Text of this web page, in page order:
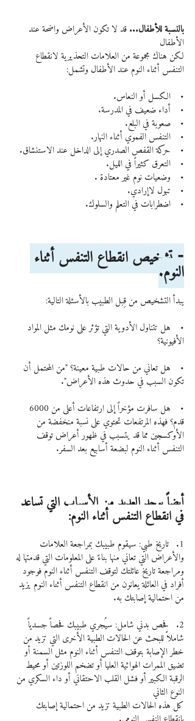
بالنسبة للأطفال... قد لا تكون الأعراض واضحة عند
الأطفال
لكن هناك مجموعة من العلامات التحذيرية لانقطاع
التنفس أثناء النوم عند الأطفال وتشمل:
•    الكسل أو النعاس.
•    أداء ضعيف في المدرسة.
•    صعوبة في البلع.
•    التنفس الفموي أثناء النهار.
•    حركة القفص الصدري إلى الداخل عند الاستنشاق.
•    التعرق كثيراً في الليل.
•    وضعيات نوم غير معتادة .
•    تبول لاإرادي.
•    اضطرابات في التعلم والسلوك.
⁃ تشخيص انقطاع التنفس أثناء
النوم.
يبدأ التشخيص من قِبل الطبيب بالأسئلة التالية:
•    هل تتناول الأدوية التي تؤثر على نومك مثل المواد
الأفيونية؟
•    هل تعاني من حالات طبية معينة؟ "من المحتمل أن
تكون السبب في حدوث هذه الأعراض".
قدم؟ فهذه المرتفعات تحتوي على نسبة منخفضة من
الأوكسجين مما قد يتسبب في ظهور أعراض توقف
التنفس أثناء النوم لبضعة أسابيع بعد السفر.
أيضاً يوجد العديد من الأسباب التي تساعد
في انقطاع التنفس أثناء النوم:
1.   تاريخ طبي: سيقوم طبيبك بمراجعة العلامات
والأعراض التي تعاني منها بناءً على المعلومات التي قدمتها له
ومراجعة تاريخ عائلتك لتوقف التنفس أثناء النوم فوجود
أفراد في العائلة يعانون من انقطاع التنفس أثناء النوم يزيد
من احتمالية إصابتك به.
2.   فحص بدني شامل: سيُجري طبيبك فحصاً جسدياً
شاملاً للبحث عن الحالات الطبية الأخرى التي تزيد من
خطر الإصابة بتوقف التنفس أثناء النوم مثل السمنة أو
تضيق الممرات الهوائية العليا أو تضخم اللوزتين أو محيط
الرقبة الكبير أو فشل القلب الاحتقاني أو داء السكري من
النوع الثاني
كل هذه الحالات الطبية تزيد من احتمالية إصابتك